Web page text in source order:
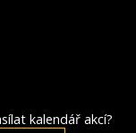
kalendář akcí?